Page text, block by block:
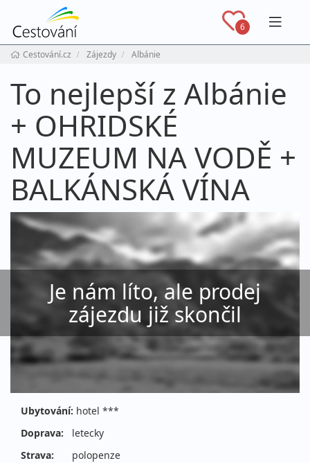
6
Cestování.cz Zájezdy Albánie
To nejlepší z Albánie
+ OHRIDSKÉ
MUZEUM NA VODĚ +
BALKÁNSKÁ VÍNA
Je nám líto, ale prodej
zájezdu již skončil
Ubytování: hotel ***
Doprava:
letecky
Strava:
polopenze